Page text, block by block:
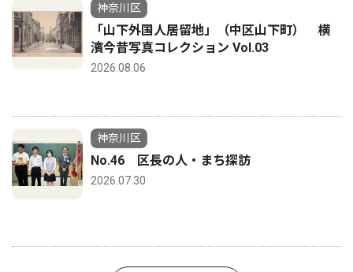
神奈川区
「山下外国人居留地」（中区山下町） 横
濱今昔写真コレクション Vol.03
2026.08.06
神奈川区
No.46 区長の人・まち探訪
2026.07.30